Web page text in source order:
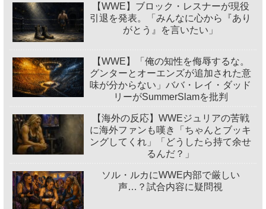
【WWE】ブロック・レスナーが現役
引退を発表。「みんなに心から『あり
がとう』を言いたい」
【WWE】「俺の知性を侮辱するな。
グンターとオーエンズが追加された意
味が分からない」ババ・レイ・ダッド
リーがSummerSlamを批判
【海外の反応】WWEジュリアの苦戦
に海外ファンも嘆き「ちゃんとブッキ
ングしてくれ」「どうしたら持て余せ
るんだ？」
ソル・ルカにWWE内部で厳しい
声…？試合内容に疑問視